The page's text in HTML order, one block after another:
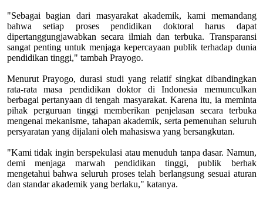
"Sebagai bagian dari masyarakat akademik, kami memandang
bahwa setiap proses pendidikan doktoral harus dapat
dipertanggungjawabkan secara ilmiah dan terbuka. Transparansi
sangat penting untuk menjaga kepercayaan publik terhadap dunia
pendidikan tinggi," tambah Prayogo.
Menurut Prayogo, durasi studi yang relatif singkat dibandingkan
rata-rata masa pendidikan doktor di Indonesia memunculkan
berbagai pertanyaan di tengah masyarakat. Karena itu, ia meminta
pihak perguruan tinggi memberikan penjelasan secara terbuka
mengenai mekanisme, tahapan akademik, serta pemenuhan seluruh
persyaratan yang dijalani oleh mahasiswa yang bersangkutan.
"Kami tidak ingin berspekulasi atau menuduh tanpa dasar. Namun,
demi menjaga marwah pendidikan tinggi, publik berhak
mengetahui bahwa seluruh proses telah berlangsung sesuai aturan
dan standar akademik yang berlaku," katanya.